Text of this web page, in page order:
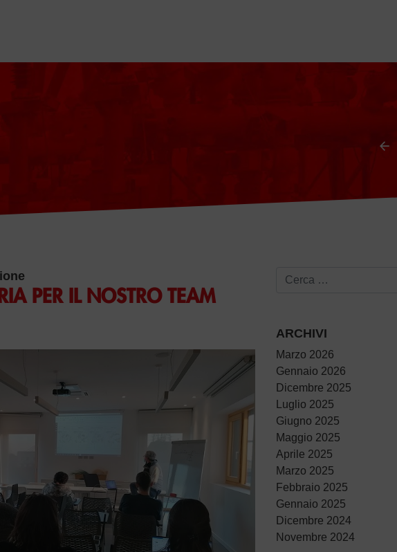
PER IL NOSTRO TEAM
Ricerca per:
ARCHIVI
Marzo 2026
Gennaio 2026
Dicembre 2025
Luglio 2025
Giugno 2025
Maggio 2025
Aprile 2025
Marzo 2025
Febbraio 2025
Gennaio 2025
Dicembre 2024
Novembre 2024